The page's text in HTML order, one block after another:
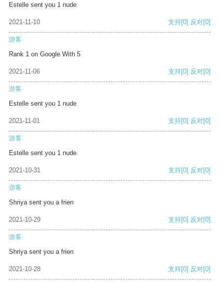
Estelle sent you 1 nude
2021-11-10 支持[0] 反对[0]
游客
Rank 1 on Google With 5
2021-11-06 支持[0] 反对[0]
游客
Estelle sent you 1 nude
2021-11-01 支持[0] 反对[0]
游客
Estelle sent you 1 nude
2021-10-31 支持[0] 反对[0]
游客
Shriya sent you a frien
2021-10-29 支持[0] 反对[0]
游客
Shriya sent you a frien
2021-10-28 支持[0] 反对[0]